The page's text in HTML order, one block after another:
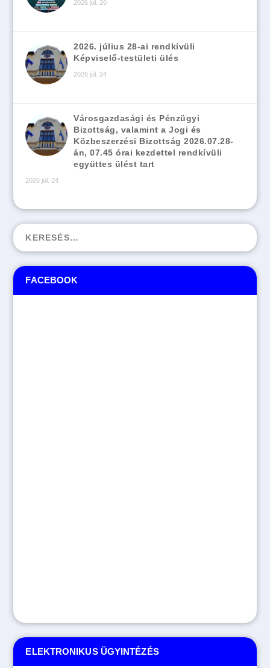
ELEKTRONIKUS ÜGYINTÉZÉS
FACEBOOK
2026 júl. 26
2026. július 28-ai rendkívüli
Képviselő-testületi ülés
2026 júl. 24
Városgazdasági és Pénzügyi
Bizottság, valamint a Jogi és
Közbeszerzési Bizottság 2026.07.28-
án, 07.45 órai kezdettel rendkívüli
együttes ülést tart
2026 júl. 24